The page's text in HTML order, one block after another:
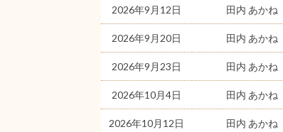
2026年9月12日 田内 あかね
2026年9月20日 田内 あかね
2026年9月23日 田内 あかね
2026年10月4日 田内 あかね
2026年10月12日 田内 あかね